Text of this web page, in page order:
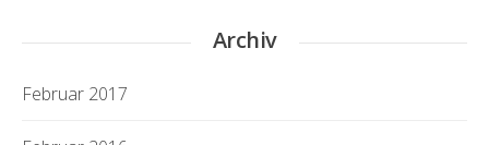
Archiv
Februar 2017